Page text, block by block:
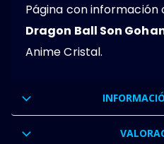
Página con información
Dragon Ball Son
Anime Cristal.